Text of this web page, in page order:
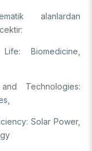
alanlardan
Biomedicine,
Technologies:
Solar Power,